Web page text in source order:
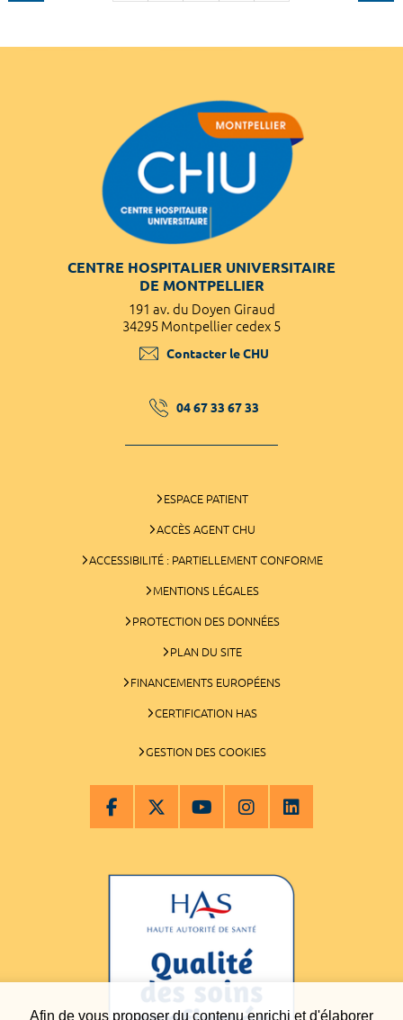
Afin de vous proposer du contenu enrichi et d'élaborer
CENTRE HOSPITALIER UNIVERSITAIRE
DE MONTPELLIER
191 av. du Doyen Giraud
34295 Montpellier cedex 5
Contacter le CHU
04 67 33 67 33
ESPACE PATIENT
ACCÈS AGENT CHU
ACCESSIBILITÉ : PARTIELLEMENT CONFORME
MENTIONS LÉGALES
PROTECTION DES DONNÉES
PLAN DU SITE
FINANCEMENTS EUROPÉENS
CERTIFICATION HAS
GESTION DES COOKIES